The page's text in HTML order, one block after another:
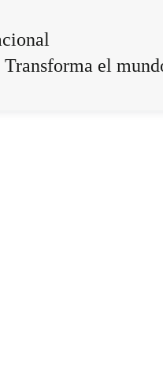
el